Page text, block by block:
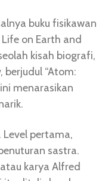
buku fisikawan
on Earth and
kisah biografi,
berjudul “Atom:
menarasikan
Level pertama,
sastra.
karya Alfred